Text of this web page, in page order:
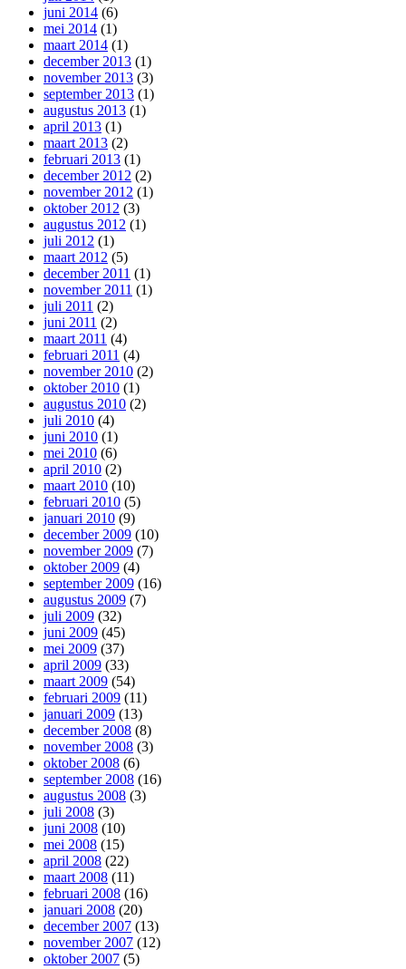
juni 2014 (6)
mei 2014 (1)
maart 2014 (1)
december 2013 (1)
november 2013 (3)
september 2013 (1)
augustus 2013 (1)
april 2013 (1)
maart 2013 (2)
februari 2013 (1)
december 2012 (2)
november 2012 (1)
oktober 2012 (3)
augustus 2012 (1)
juli 2012 (1)
maart 2012 (5)
december 2011 (1)
november 2011 (1)
juli 2011 (2)
juni 2011 (2)
maart 2011 (4)
februari 2011 (4)
november 2010 (2)
oktober 2010 (1)
augustus 2010 (2)
juli 2010 (4)
juni 2010 (1)
mei 2010 (6)
april 2010 (2)
maart 2010 (10)
februari 2010 (5)
januari 2010 (9)
december 2009 (10)
november 2009 (7)
oktober 2009 (4)
september 2009 (16)
augustus 2009 (7)
juli 2009 (32)
juni 2009 (45)
mei 2009 (37)
april 2009 (33)
maart 2009 (54)
februari 2009 (11)
januari 2009 (13)
december 2008 (8)
november 2008 (3)
oktober 2008 (6)
september 2008 (16)
augustus 2008 (3)
juli 2008 (3)
juni 2008 (10)
mei 2008 (15)
april 2008 (22)
maart 2008 (11)
februari 2008 (16)
januari 2008 (20)
december 2007 (13)
november 2007 (12)
oktober 2007 (5)